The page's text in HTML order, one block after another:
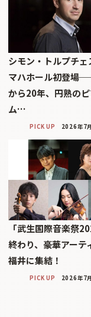
シモン・トルプチェ
マハホール初登場
から20年、円熟の
ム…
PICK UP 2026年7
「武生国際音楽祭
終わり、豪華アーテ
福井に集結！
PICK UP 2026年7